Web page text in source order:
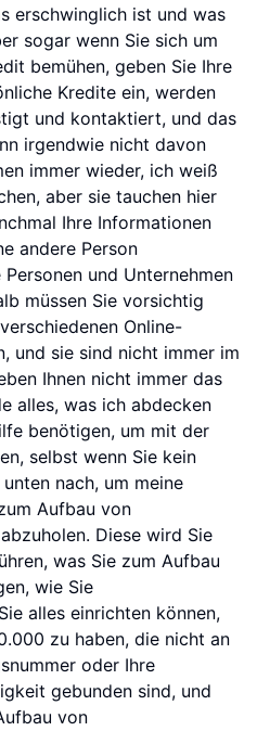
erschwinglich ist und was
sogar wenn Sie sich um
bemühen, geben Sie Ihre
Kredite ein, werden
und kontaktiert, und das
irgendwie nicht davon
immer wieder, ich weiß
aber sie tauchen hier
Ihre Informationen
andere Person
und Unternehmen
müssen Sie vorsichtig
Online-
und sie sind nicht immer im
Ihnen nicht immer das
alles, was ich abdecken
benötigen, um mit der
selbst wenn Sie kein
nach, um meine
Aufbau von
Diese wird Sie
was Sie zum Aufbau
wie Sie
alles einrichten können,
zu haben, die nicht an
oder Ihre
gebunden sind, und
von